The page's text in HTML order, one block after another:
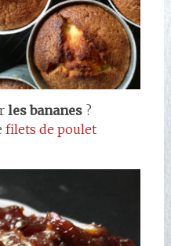
les bananes?
filets de poulet